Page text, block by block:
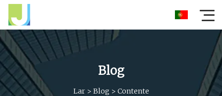
Blog
Lar> Blog > Contente